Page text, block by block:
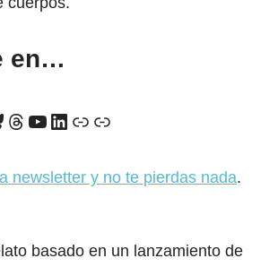
en…
Threads
YouTube
LinkedIn
Enlace
Enlace
newsletter y no te pierdas nada.
basado en un lanzamiento de